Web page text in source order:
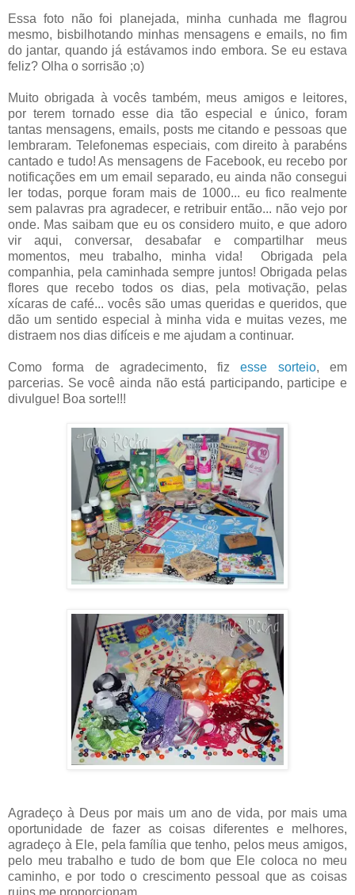
Essa foto não foi planejada, minha cunhada me flagrou
mesmo, bisbilhotando minhas mensagens e emails, no fim
do jantar, quando já estávamos indo embora. Se eu estava
feliz? Olha o sorrisão ;o)
Muito obrigada à vocês também, meus amigos e leitores,
por terem tornado esse dia tão especial e único, foram
tantas mensagens, emails, posts me citando e pessoas que
lembraram. Telefonemas especiais, com direito à parabéns
cantado e tudo! As mensagens de Facebook, eu recebo por
notificações em um email separado, eu ainda não consegui
ler todas, porque foram mais de 1000... eu fico realmente
sem palavras pra agradecer, e retribuir então... não vejo por
onde. Mas saibam que eu os considero muito, e que adoro
vir aqui, conversar, desabafar e compartilhar meus
momentos, meu trabalho, minha vida! Obrigada pela
companhia, pela caminhada sempre juntos! Obrigada pelas
flores que recebo todos os dias, pela motivação, pelas
xícaras de café... vocês são umas queridas e queridos, que
dão um sentido especial à minha vida e muitas vezes, me
distraem nos dias difíceis e me ajudam a continuar.
Como forma de agradecimento, fizesse sorteio, em
parcerias. Se você ainda não está participando, participe e
divulgue! Boa sorte!!!
Agradeço à Deus por mais um ano de vida, por mais uma
oportunidade de fazer as coisas diferentes e melhores,
agradeço à Ele, pela família que tenho, pelos meus amigos,
pelo meu trabalho e tudo de bom que Ele coloca no meu
caminho, e por todo o crescimento pessoal que as coisas
ruins me proporcionam.